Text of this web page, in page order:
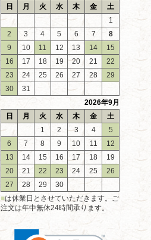
日
月 火 水 木 金
土
1
2
3 4 5 6 7
8
9
10 11 12 13 14
15
16
17 18 19 20 21
22
23
24 25 26 27 28
29
30
31
2026年9月
日
月 火 水 木 金
土
1
2 3 4
5
6
7 8 9 10 11
12
13
14 15 16 17 18
19
20
21 22 23 24 25
26
27
28 29
30
■は休業日とさせていただきます。ご
注文は年中無休24時間承ります。